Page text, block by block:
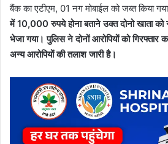
बैंक का एटीएम, 01 नग मोबाईल को जब्त किया
में 10,000 रुपये होना बताने उक्त दोनो खाता
भेजा गया। पुलिस ने दोनों आरोपियों को गिरफ्तार
अन्य आरोपियों की तलाश जारी है।